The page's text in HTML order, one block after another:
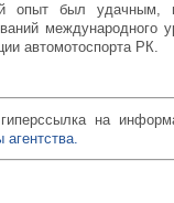
опыт был удачным,
автомотоспорта РК.
на